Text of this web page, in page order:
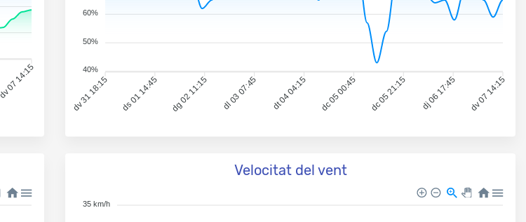
dv 07 14:15 dv 31 18:15 ds 01 14:45 dg 02 11:15 dl 03 07:45 dt 04 04:15 dc 05 00:45 dc 05 21:15 dj 06 17:45 dv 07 14:15
60%
50%
40%
Velocitat del vent
35 km/h